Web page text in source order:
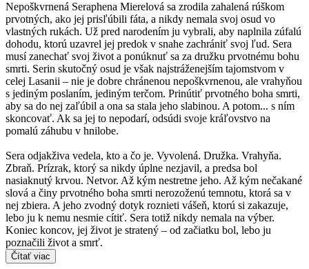
Nepoškvrnená Seraphena Mierelová sa zrodila zahalená rúškom
prvotných, ako jej prisľúbili fáta, a nikdy nemala svoj osud vo
vlastných rukách. Už pred narodením ju vybrali, aby naplnila zúfalú
dohodu, ktorú uzavrel jej predok v snahe zachrániť svoj ľud. Sera
musí zanechať svoj život a ponúknuť sa za družku prvotnému bohu
smrti. Serin skutočný osud je však najstráženejším tajomstvom v
celej Lasanii – nie je dobre chránenou nepoškvrnenou, ale vrahyňou
s jediným poslaním, jediným terčom. Prinútiť prvotného boha smrti,
aby sa do nej zaľúbil a ona sa stala jeho slabinou. A potom... s ním
skoncovať. Ak sa jej to nepodarí, odsúdi svoje kráľovstvo na
pomalú záhubu v hnilobe.
Sera odjakživa vedela, kto a čo je. Vyvolená. Družka. Vrahyňa.
Zbraň. Prízrak, ktorý sa nikdy úplne nezjavil, a predsa bol
nasiaknutý krvou. Netvor. Až kým nestretne jeho. Až kým nečakané
slová a činy prvotného boha smrti nerozoženú temnotu, ktorá sa v
nej zbiera. A jeho zvodný dotyk roznieti vášeň, ktorú si zakazuje,
lebo ju k nemu nesmie cítiť. Sera totiž nikdy nemala na výber.
Koniec koncov, jej život je stratený – od začiatku bol, lebo ju
poznačili život a smrť.
Čítať viac